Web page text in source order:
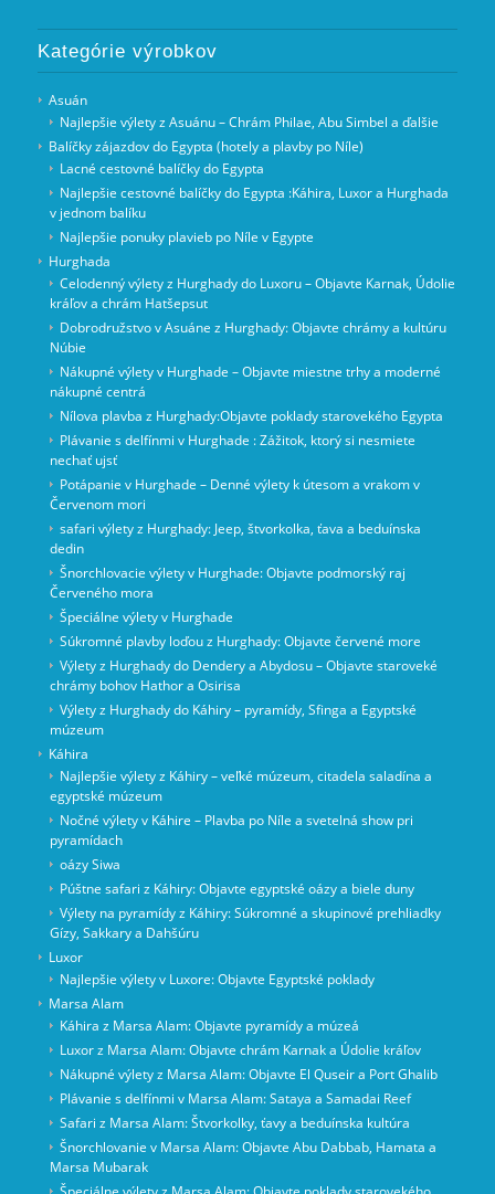
Kategórie výrobkov
Asuán
Najlepšie výlety z Asuánu – Chrám Philae, Abu Simbel a ďalšie
Balíčky zájazdov do Egypta (hotely a plavby po Níle)
Lacné cestovné balíčky do Egypta
Najlepšie cestovné balíčky do Egypta :Káhira, Luxor a Hurghada
v jednom balíku
Najlepšie ponuky plavieb po Níle v Egypte
Hurghada
Celodenný výlety z Hurghady do Luxoru – Objavte Karnak, Údolie
kráľov a chrám Hatšepsut
Dobrodružstvo v Asuáne z Hurghady: Objavte chrámy a kultúru
Núbie
Nákupné výlety v Hurghade – Objavte miestne trhy a moderné
nákupné centrá
Nílova plavba z Hurghady:Objavte poklady starovekého Egypta
Plávanie s delfínmi v Hurghade : Zážitok, ktorý si nesmiete
nechať ujsť
Potápanie v Hurghade – Denné výlety k útesom a vrakom v
Červenom mori
safari výlety z Hurghady: Jeep, štvorkolka, ťava a beduínska
dedin
Šnorchlovacie výlety v Hurghade: Objavte podmorský raj
Červeného mora
Špeciálne výlety v Hurghade
Súkromné ​​plavby loďou z Hurghady: Objavte červené more
Výlety z Hurghady do Dendery a Abydosu – Objavte staroveké
chrámy bohov Hathor a Osirisa
Výlety z Hurghady do Káhiry – pyramídy, Sfinga a Egyptské
múzeum
Káhira
Najlepšie výlety z Káhiry – veľké múzeum, citadela saladína a
egyptské múzeum
Nočné výlety v Káhire – Plavba po Níle a svetelná show pri
pyramídach
oázy Siwa
Púštne safari z Káhiry: Objavte egyptské oázy a biele duny
Výlety na pyramídy z Káhiry: Súkromné a skupinové prehliadky
Gízy, Sakkary a Dahšúru
Luxor
Najlepšie výlety v Luxore: Objavte Egyptské poklady
Marsa Alam
Káhira z Marsa Alam: Objavte pyramídy a múzeá
Luxor z Marsa Alam: Objavte chrám Karnak a Údolie kráľov
Nákupné výlety z Marsa Alam: Objavte El Quseir a Port Ghalib
Plávanie s delfínmi v Marsa Alam: Sataya a Samadai Reef
Safari z Marsa Alam: Štvorkolky, ťavy a beduínska kultúra
Šnorchlovanie v Marsa Alam: Objavte Abu Dabbab, Hamata a
Marsa Mubarak